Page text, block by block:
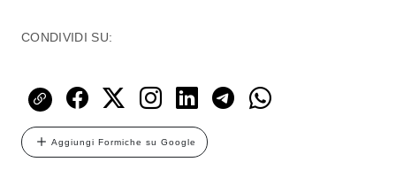
CONDIVIDI SU:
Aggiungi Formiche su Google